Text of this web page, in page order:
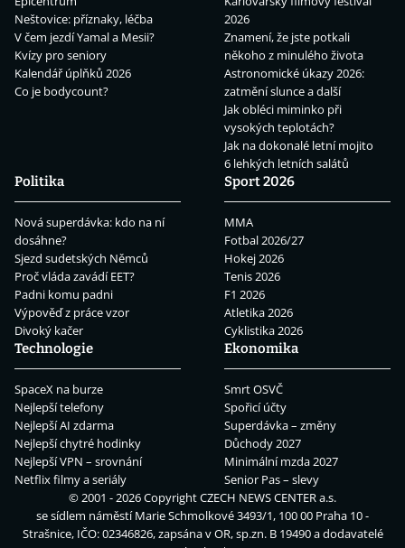
Neštovice: příznaky, léčba
V čem jezdí Yamal a Mesii?
Kvízy pro seniory
Kalendář úplňků 2026
Co je bodycount?
2026
Znamení, že jste potkali
někoho z minulého života
Astronomické úkazy 2026:
zatmění slunce a další
Jak obléci miminko při
vysokých teplotách?
Jak na dokonalé letní mojito
6 lehkých letních salátů
Politika
Nová superdávka: kdo na ní
dosáhne?
Sjezd sudetských Němců
Proč vláda zavádí EET?
Padni komu padni
Výpověď z práce vzor
Divoký kačer
Sport 2026
MMA
Fotbal 2026/27
Hokej 2026
Tenis 2026
F1 2026
Atletika 2026
Cyklistika 2026
Technologie
SpaceX na burze
Nejlepší telefony
Nejlepší AI zdarma
Nejlepší chytré hodinky
Nejlepší VPN – srovnání
Netflix filmy a seriály
Ekonomika
Smrt OSVČ
Spořicí účty
Superdávka – změny
Důchody 2027
Minimální mzda 2027
Senior Pas – slevy
© 2001 - 2026 CopyrightCZECH NEWS CENTER a.s.
se sídlem náměstí Marie Schmolkové 3493/1, 100 00 Praha 10 -
Strašnice, IČO: 02346826, zapsána v OR, sp.zn. B 19490 a dodavatelé